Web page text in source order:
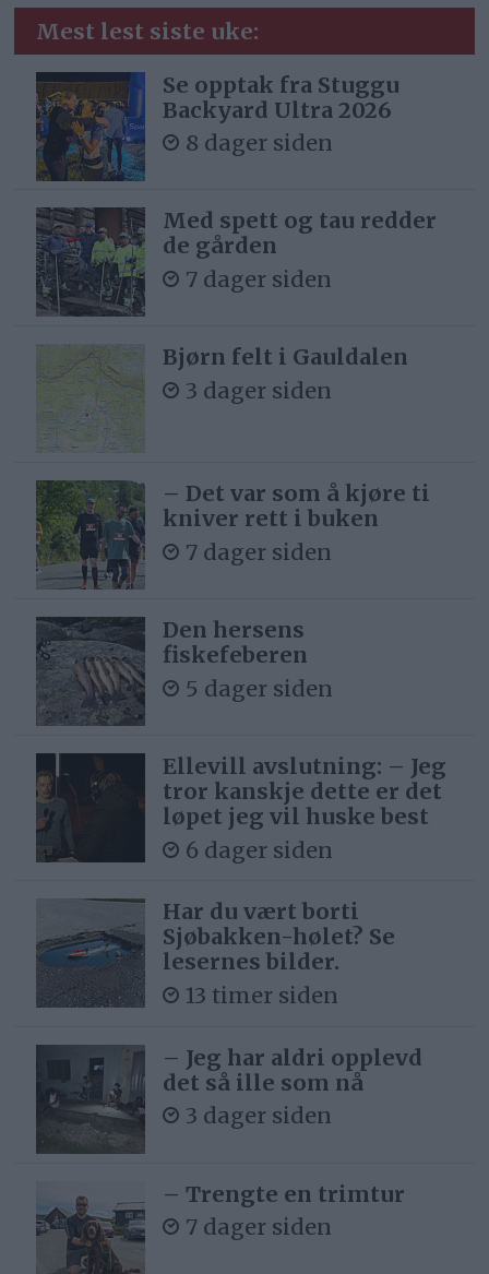
Mest lest siste uke:
Se opptak fra Stuggu
Backyard Ultra 2026
8 dager siden
Med spett og tau redder
de gården
7 dager siden
Bjørn felt i Gauldalen
3 dager siden
– Det var som å kjøre ti
kniver rett i buken
7 dager siden
Den hersens
fiskefeberen
5 dager siden
Ellevill avslutning: – Jeg
tror kanskje dette er det
løpet jeg vil huske best
6 dager siden
Har du vært borti
Sjøbakken-hølet? Se
lesernes bilder.
13 timer siden
– Jeg har aldri opplevd
det så ille som nå
3 dager siden
– Trengte en trimtur
7 dager siden